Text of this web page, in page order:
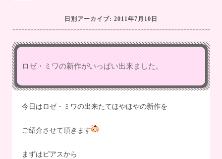
日別アーカイブ: 2011年7月10日
ロゼ・ミワの新作がいっぱい出来ました。
今日はロゼ・ミワの出来たてほやほやの新作を
ご紹介させて頂きます
まずはピアスから